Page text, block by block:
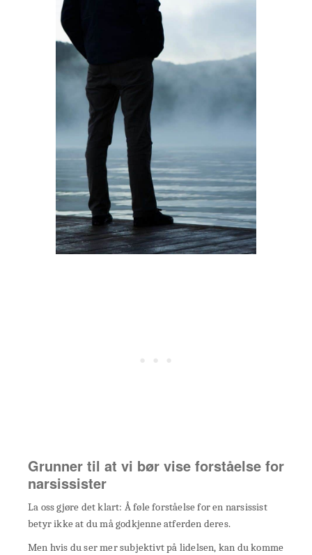
Grunner til at vi bør vise forståelse for
narsissister
La oss gjøre det klart: Å føle forståelse for en narsissist
betyr ikke at du må godkjenne atferden deres.
Men hvis du ser mer subjektivt på lidelsen, kan du komme